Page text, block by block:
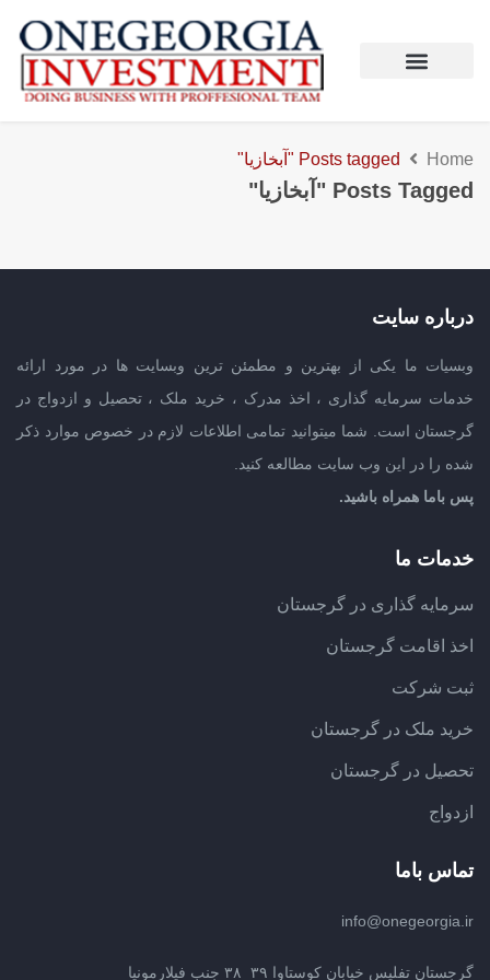
Home Posts tagged "آبخازیا"
Posts Tagged "آبخازیا"
درباره سایت
وبسیات ما یکی از بهترین و مطمئن ترین وبسایت ها در مورد ارائه
خدمات سرمایه گذاری ، اخذ مدرک ، خرید ملک ، تحصیل و ازدواج در
گرجستان است. شما میتوانید تمامی اطلاعات لازم در خصوص موارد ذکر
شده را در این وب سایت مطالعه کنید.
پس باما همراه باشید.
خدمات ما
سرمایه گذاری در گرجستان
اخذ اقامت گرجستان
ثبت شرکت
خرید ملک در گرجستان
تحصیل در گرجستان
ازدواج
تماس باما
info@onegeorgia.ir
گرجستان تفلیس خیابان کوستاوا ۳۹_۳۸ جنب فیلارمونیا